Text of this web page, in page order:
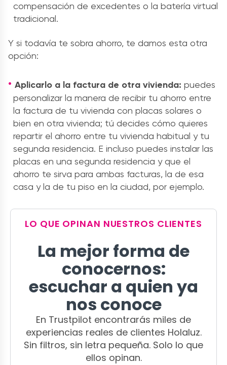
compensación de excedentes o la batería virtual
tradicional.
Y si todavía te sobra ahorro, te damos esta otra
opción:
Aplicarlo a la factura de otra vivienda: puedes
personalizar la manera de recibir tu ahorro entre
la factura de tu vivienda con placas solares o
bien en otra vivienda; tú decides cómo quieres
repartir el ahorro entre tu vivienda habitual y tu
segunda residencia. E incluso puedes instalar las
placas en una segunda residencia y que el
ahorro te sirva para ambas facturas, la de esa
casa y la de tu piso en la ciudad, por ejemplo.
LO QUE OPINAN NUESTROS CLIENTES
La mejor forma de
conocernos:
escuchar a quien ya
nos conoce
En Trustpilot encontrarás miles de
experiencias reales de clientes Holaluz.
Sin filtros, sin letra pequeña. Solo lo que
ellos opinan.